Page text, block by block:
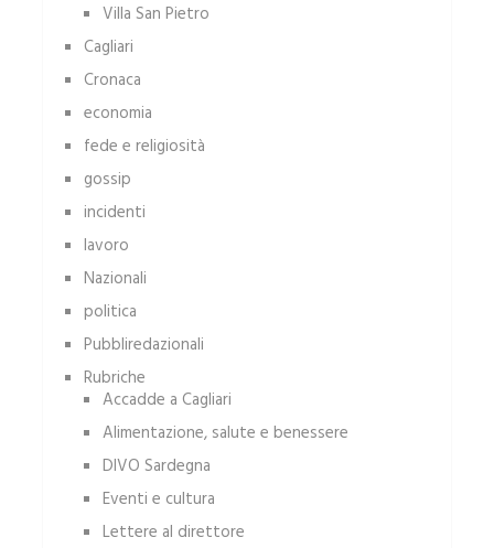
Villa San Pietro
Cagliari
Cronaca
economia
fede e religiosità
gossip
incidenti
lavoro
Nazionali
politica
Pubbliredazionali
Rubriche
Accadde a Cagliari
Alimentazione, salute e benessere
DIVO Sardegna
Eventi e cultura
Lettere al direttore